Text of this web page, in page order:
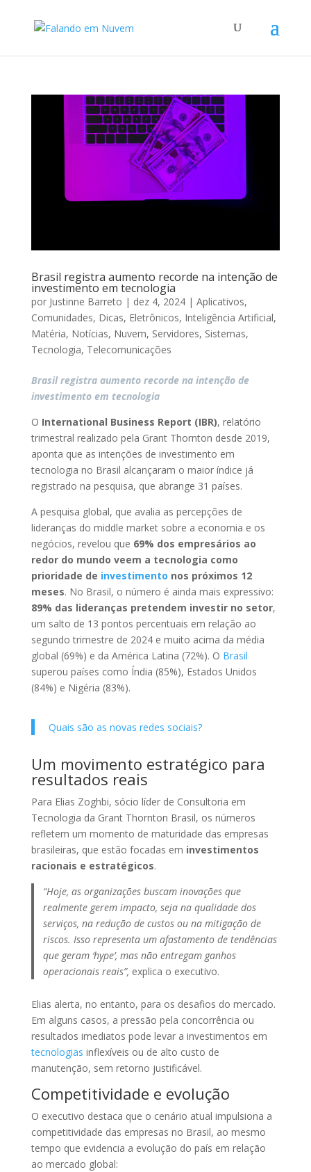
Brasil registra aumento recorde na intenção de
investimento em tecnologia
por Justinne Barreto | dez 4, 2024| Aplicativos,
Comunidades, Dicas, Eletrônicos, Inteligência Artificial,
Matéria, Notícias, Nuvem, Servidores, Sistemas,
Tecnologia, Telecomunicações
Brasil registra aumento recorde na intenção de
investimento em tecnologia
O International Business Report (IBR), relatório
trimestral realizado pela Grant Thornton desde 2019,
aponta que as intenções de investimento em
tecnologia no Brasil alcançaram o maior índice já
registrado na pesquisa, que abrange 31 países.
A pesquisa global, que avalia as percepções de
lideranças do middle market sobre a economia e os
negócios, revelou que 69% dos empresários ao
redor do mundo veem a tecnologia como
prioridade de investimento nos próximos 12
meses. No Brasil, o número é ainda mais expressivo:
89% das lideranças pretendem investir no setor,
um salto de 13 pontos percentuais em relação ao
segundo trimestre de 2024 e muito acima da média
global (69%) e da América Latina (72%). O Brasil
superou países como Índia (85%), Estados Unidos
(84%) e Nigéria (83%).
Quais são as novas redes sociais?
Um movimento estratégico para
resultados reais
Para Elias Zoghbi, sócio líder de Consultoria em
Tecnologia da Grant Thornton Brasil, os números
refletem um momento de maturidade das empresas
brasileiras, que estão focadas em investimentos
racionais e estratégicos.
“Hoje, as organizações buscam inovações que
realmente gerem impacto, seja na qualidade dos
serviços, na redução de custos ou na mitigação de
riscos. Isso representa um afastamento de tendências
que geram ‘hype’, mas não entregam ganhos
operacionais reais”, explica o executivo.
Elias alerta, no entanto, para os desafios do mercado.
Em alguns casos, a pressão pela concorrência ou
resultados imediatos pode levar a investimentos em
tecnologias inflexíveis ou de alto custo de
manutenção, sem retorno justificável.
Competitividade e evolução
O executivo destaca que o cenário atual impulsiona a
competitividade das empresas no Brasil, ao mesmo
tempo que evidencia a evolução do país em relação
ao mercado global: